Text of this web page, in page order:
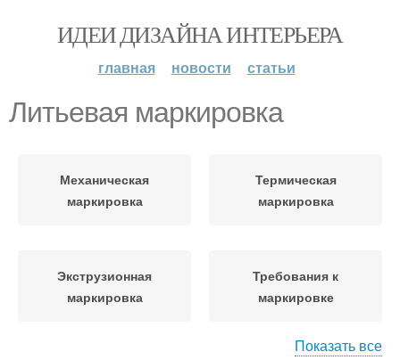
ИДЕИ ДИЗАЙНА ИНТЕРЬЕРА
главная новости статьи
Литьевая маркировка
Механическая
маркировка
Термическая
маркировка
Экструзионная
маркировка
Требования к
маркировке
Показать все